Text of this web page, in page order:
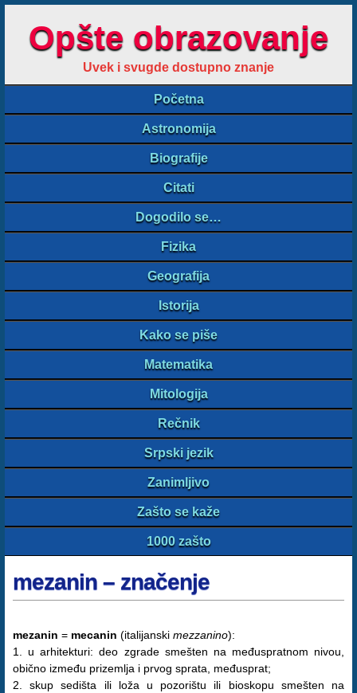
Opšte obrazovanje
Uvek i svugde dostupno znanje
Početna
Astronomija
Biografije
Citati
Dogodilo se…
Fizika
Geografija
Istorija
Kako se piše
Matematika
Mitologija
Rečnik
Srpski jezik
Zanimljivo
Zašto se kaže
1000 zašto
mezanin – značenje
mezanin = mecanin (italijanski mezzanino):
1. u arhitekturi: deo zgrade smešten na međuspratnom nivou,
obično između prizemlja i prvog sprata, međusprat;
2. skup sedišta ili loža u pozorištu ili bioskopu smešten na